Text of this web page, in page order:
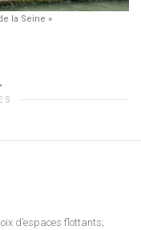
la Seine »
d’espaces flottants;